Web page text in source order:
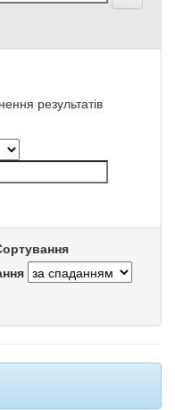
результатів